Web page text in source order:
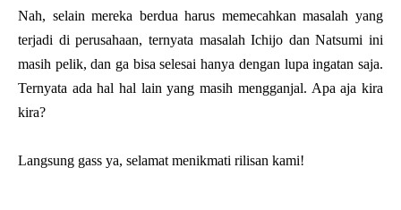
Nah, selain mereka berdua harus memecahkan masalah yang
terjadi di perusahaan, ternyata masalah Ichijo dan Natsumi ini
masih pelik, dan ga bisa selesai hanya dengan lupa ingatan saja.
Ternyata ada hal hal lain yang masih mengganjal. Apa aja kira
kira?
Langsung gass ya, selamat menikmati rilisan kami!